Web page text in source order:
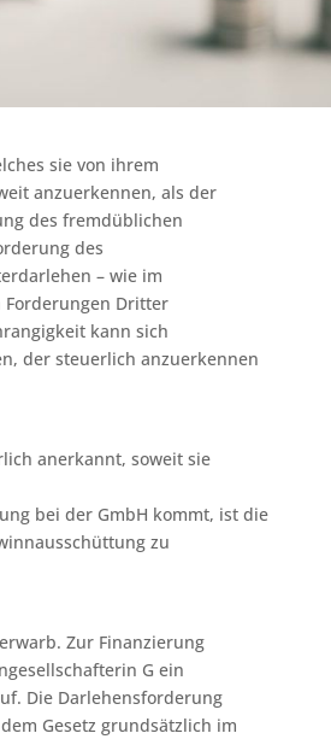
sie von ihrem
anzuerkennen, als der
des fremdüblichen
des
– wie im
Forderungen Dritter
kann sich
der steuerlich anzuerkennen
anerkannt, soweit sie
bei der GmbH kommt, ist die
zu
Zur Finanzierung
G ein
Die Darlehensforderung
Gesetz grundsätzlich im